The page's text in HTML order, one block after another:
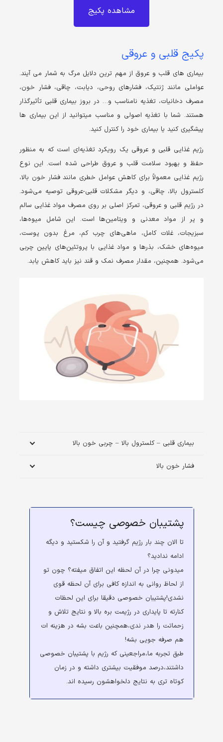
مشاهده پکیج
پکیج قلبی و عروقی
بیماری های قلب و عروق از مهم ترین دلایل مرگ به شمار می آیند.
عواملی مانند ژنتیک، فشارهای روحی، دیابت، چاقی، فشار خون،
مصرف دخانیات، تغذیه نامناسب و… در بروز بیماری قلبی تأثیرگذار
هستند. شما با تغذیه اصولی و مناسب میتوانید از این بیماری ها
پیشگیری کنید یا بیماری خود را کنترل کنید.
رژیم غذایی قلبی و عروقی یک رویکرد تغذیه‌ای است که به منظور
حفظ و بهبود سلامت قلب و عروق طراحی شده است. این نوع
رژیم غذایی معمولاً برای کاهش عوامل خطری مانند فشار خون بالا،
کلسترول بالا، چاقی، و دیگر مشکلات قلبی-عروقی توصیه می‌شود.
در رژیم قلبی و عروقی، تمرکز اصلی بر روی مصرف مواد غذایی سالم
و پر از مواد معدنی و ویتامین‌ها است. این شامل میوه‌ها،
سبزیجات، غلات کامل، ماهی‌های چرب کم، مرغ بدون پوست،
میوه‌های خشک، بذرها و مواد غذایی با پروتئین‌های پایین چربی
می‌شود. همچنین، مقدار مصرف نمک و قند نیز باید کاهش یابد.
بیماری قلبی – کلسترول بالا – چربی خون بالا
فشار خون بالا
پشتیبان خصوصی چیست؟
تا الان چند بار رژیم گرفتید و آن را شکستید و دیگه
ادامه ندادید؟
میدونی چرا در آن لحظه این اتفاق میفته؟ چون تو
از لحاظ روانی به اندازه کافی برای آن لحظه قوی
نشدی!پشتیبان خصوصی دقیقا برای این لحظات
کنارته تا پایداری در رژیمت بره بالا و نتایج تلاش و
زحماتت را هدر ندی،همچنین باعت بشه در هزینه ات
هم صرفه جویی بشه!
طبق تجربه ما،مراجعینی که رژیم با پشتیبان خصوصی
داشتند،درصد موفقیت بیشتری داشته و در زمان
کوتاه تری به نتایج دلخواهشون رسیده اند.